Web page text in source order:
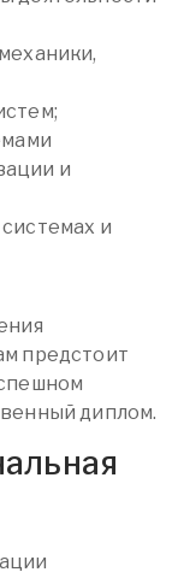
и
и
предстоит
диплом.